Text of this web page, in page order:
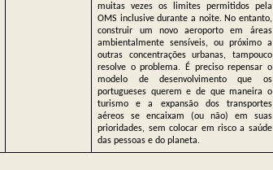
muitas vezes os limites permitidos pela
OMS inclusive durante a noite. No entanto,
construir um novo aeroporto em áreas
ambientalmente sensíveis, ou próximo a
outras concentrações urbanas, tampouco
resolve o problema. É preciso repensar o
modelo de desenvolvimento que os
portugueses querem e de que maneira o
turismo e a expansão dos transportes
aéreos se encaixam (ou não) em suas
prioridades, sem colocar em risco a saúde
das pessoas e do planeta.